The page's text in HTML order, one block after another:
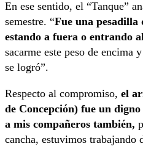
En ese sentido, el “Tanque”
semestre. “Fue una pesadilla
estando a fuera o entrando
sacarme este peso de encima
se logró”.
Respecto al compromiso, el
de Concepción) fue un
a mis compañeros también,
cancha, estuvimos trabajando